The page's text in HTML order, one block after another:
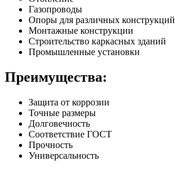
Газопроводы
Опоры для различных конструкций
Монтажные конструкции
Строительство каркасных зданий
Промышленные установки
Преимущества:
Защита от коррозии
Точные размеры
Долговечность
Соответствие ГОСТ
Прочность
Универсальность